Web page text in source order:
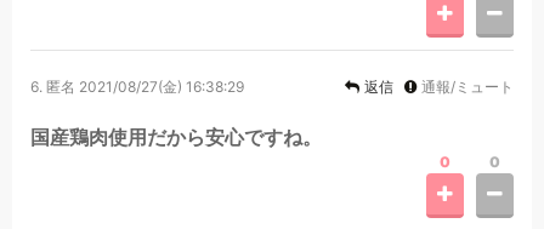
6. 匿名 2021/08/27(金) 16:38:29 返信 通報/ミュート
国産鶏肉使用だから安心ですね。
0 0